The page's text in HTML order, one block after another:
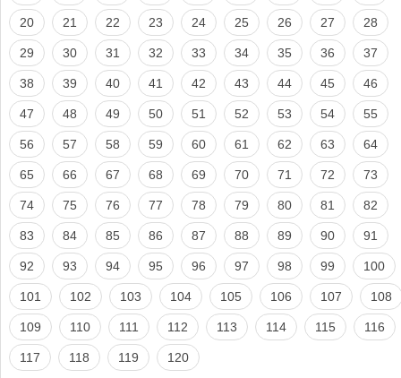
20 21 22 23 24 25 26 27 28
29 30 31 32 33 34 35 36 37
38 39 40 41 42 43 44 45 46
47 48 49 50 51 52 53 54 55
56 57 58 59 60 61 62 63 64
65 66 67 68 69 70 71 72 73
74 75 76 77 78 79 80 81 82
83 84 85 86 87 88 89 90 91
92 93 94 95 96 97 98 99 100
101 102 103 104 105 106 107 108
109 110 111 112 113 114 115 116
117 118 119 120